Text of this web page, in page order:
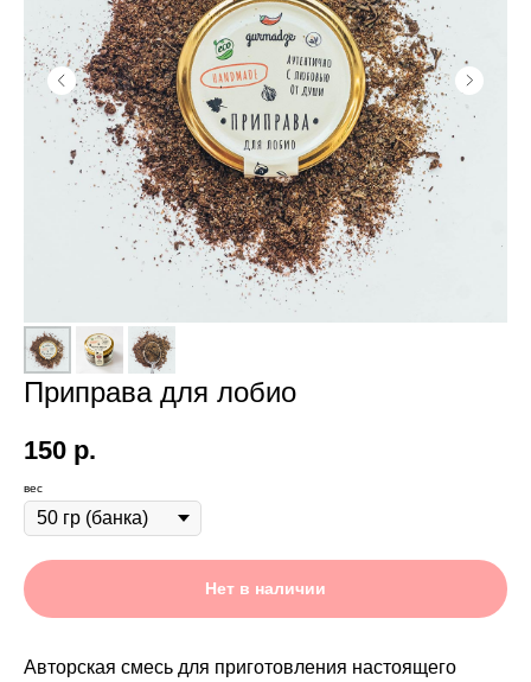
Приправа для лобио
150 р.
вес
Нет в наличии
Авторская смесь для приготовления настоящего